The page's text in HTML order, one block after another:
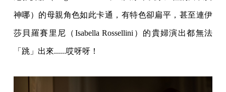
神哪）的母親角色如此卡通，有特色卻扁平，甚至連伊
莎貝羅賽里尼（Isabella Rossellini）的貴婦演出都無法
「跳」出來......哎呀呀！